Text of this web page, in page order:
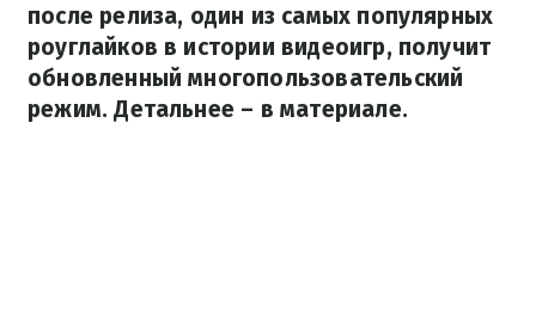
после релиза, один из самых популярных
роуглайков в истории видеоигр, получит
обновленный многопользовательский
режим. Детальнее – в материале.